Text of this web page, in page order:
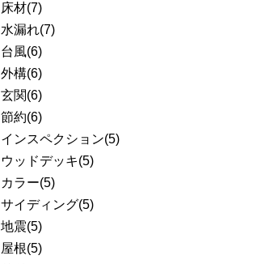
床材(7)
水漏れ(7)
台風(6)
外構(6)
玄関(6)
節約(6)
インスペクション(5)
ウッドデッキ(5)
カラー(5)
サイディング(5)
地震(5)
屋根(5)